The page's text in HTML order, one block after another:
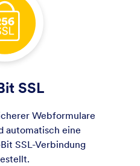
SSL
Webformulare
automatisch eine
SSL-Verbindung